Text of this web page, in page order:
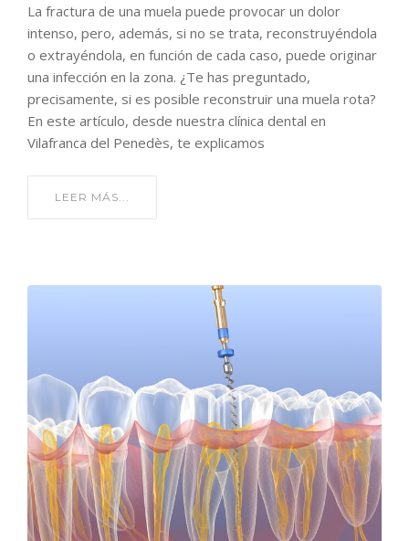
La fractura de una muela puede provocar un dolor
intenso, pero, además, si no se trata, reconstruyéndola
o extrayéndola, en función de cada caso, puede originar
una infección en la zona. ¿Te has preguntado,
precisamente, si es posible reconstruir una muela rota?
En este artículo, desde nuestra clínica dental en
Vilafranca del Penedès, te explicamos
LEER MÁS...